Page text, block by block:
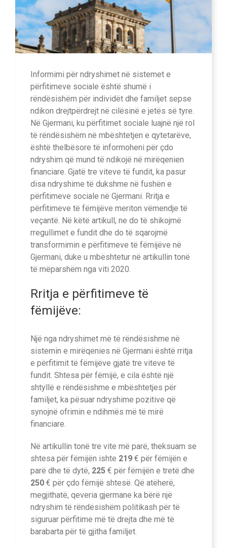
Informimi për ndryshimet në sistemet e
përfitimeve sociale është shumë i
rëndësishëm për individët dhe familjet sepse
ndikon drejtpërdrejt në cilësinë e jetës së tyre.
Në Gjermani, ku përfitimet sociale luajnë një rol
të rëndësishëm në mbështetjen e qytetarëve,
është thelbësore të informoheni për çdo
ndryshim që mund të ndikojë në mirëqenien
financiare. Gjatë tre viteve të fundit, ka pasur
disa ndryshime të dukshme në fushën e
përfitimeve sociale në Gjermani. Rritja e
përfitimeve të fëmijëve meriton vëmendje të
veçantë. Në këtë artikull, ne do të shikojmë
rregullimet e fundit dhe do të sqarojmë
transformimin e përfitimeve të fëmijëve në
Gjermani, duke u mbështetur në artikullin tonë
të mëparshëm nga viti 2020.
Rritja e përfitimeve të
fëmijëve:
Një nga ndryshimet më të rëndësishme në
sistemin e mirëqenies në Gjermani është rritja
e përfitimit të fëmijëve gjatë tre viteve të
fundit. Shtesa për fëmijë, e cila është një
shtyllë e rëndësishme e mbështetjes për
familjet, ka pësuar ndryshime pozitive që
synojnë ofrimin e ndihmës më të mirë
financiare.
Në artikullin tonë tre vite më parë, theksuam se
shtesa për fëmijën ishte 219 € për fëmijën e
parë dhe të dytë, 225 € për fëmijën e tretë dhe
250 € për çdo fëmijë shtesë. Që atëherë,
megjithatë, qeveria gjermane ka bërë një
ndryshim të rëndësishëm politikash për të
siguruar përfitime më të drejta dhe më të
barabarta për të gjitha familjet.